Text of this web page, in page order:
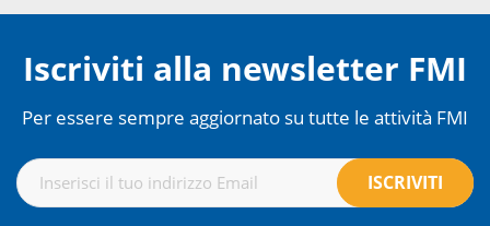
Iscriviti alla newsletter FMI
Per essere sempre aggiornato su tutte le attività FMI